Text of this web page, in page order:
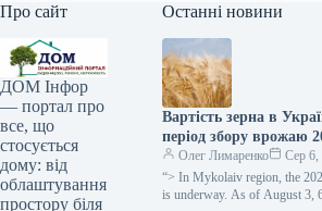
Про сайт
ДОМ Інфор
— портал про
все, що
стосується
дому: від
облаштування
простору біля
Останні новини
Вартість зерна в
період збору врожаю
року зменшилася
наполовину —
SuperAgronom.com
Олег Лимаренко
Сер 6,
“> In Mykolaiv region, the
is underway. As of August 3,